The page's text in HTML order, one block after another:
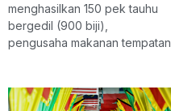
menghasilkan 150 pek tauhu
bergedil (900 biji),
pengusaha makanan tempatan